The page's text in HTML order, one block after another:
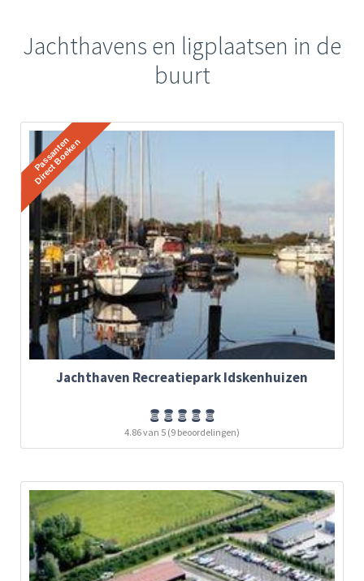
Jachthavens en ligplaatsen in de
buurt
Jachthaven Recreatiepark Idskenhuizen
4.86 van 5 (9 beoordelingen)